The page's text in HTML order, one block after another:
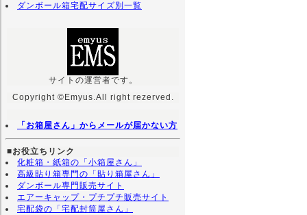
ダンボール箱宅配サイズ別一覧
サイトの運営者です。
Copyright ©Emyus.All right rezerved.
「お箱屋さん」からメールが届かない方
■お役立ちリンク
化粧箱・紙箱の「小箱屋さん」
高級貼り箱専門の「貼り箱屋さん」
ダンボール専門販売サイト
エアーキャップ・プチプチ販売サイト
宅配袋の「宅配封筒屋さん」